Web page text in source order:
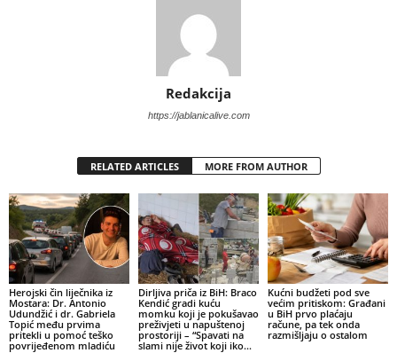
Redakcija
https://jablanicalive.com
RELATED ARTICLES MORE FROM AUTHOR
Herojski čin liječnika iz
Mostara: Dr. Antonio
Udundžić i dr. Gabriela
Topić među prvima
pritekli u pomoć teško
povrijeđenom mladiću
Dirljiva priča iz BiH: Braco
Kendić gradi kuću
momku koji je pokušavao
preživjeti u napuštenoj
prostoriji – “Spavati na
slami nije život koji iko...
Kućni budžeti pod sve
većim pritiskom: Građani
u BiH prvo plaćaju
račune, pa tek onda
razmišljaju o ostalom